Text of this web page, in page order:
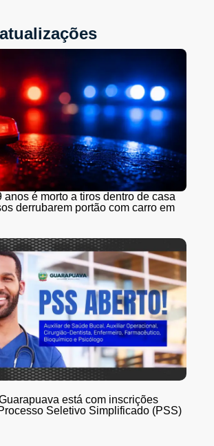
anos é morto a tiros dentro de casa
derrubarem portão com carro em
está com inscrições
Seletivo Simplificado (PSS)